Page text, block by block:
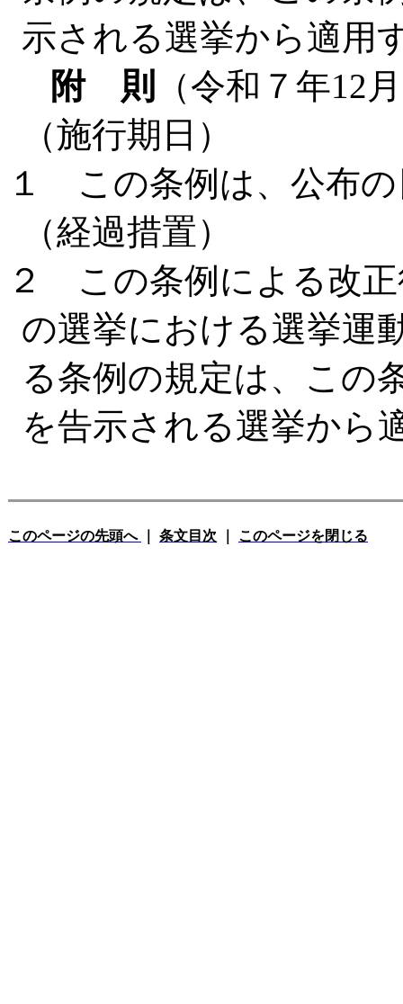
示される選挙から適用
附 則
（令和７年12
（施行期日）
１ この条例は、公布
（経過措置）
２ この条例による改
の選挙における選挙
る条例の規定は、こ
を告示される選挙から
このページの先頭へ 条文目次 このページを閉じる